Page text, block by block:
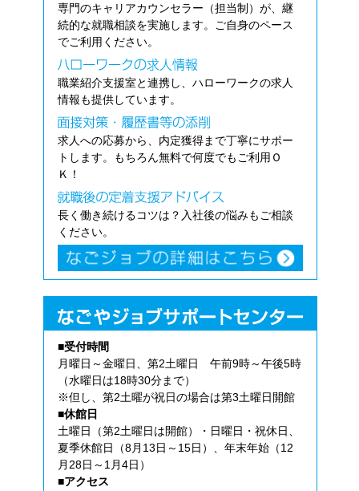
専門のキャリアカウンセラー（担当制）が、継
続的な就職相談を実施します。ご自身のペース
でご利用ください。
職業紹介支援室と連携し、ハローワークの求人
情報も提供しています。
求人への応募から、内定獲得まで丁寧にサポー
トします。もちろん無料で何度でもご利用Ｏ
Ｋ！
長く働き続けるコツは？入社後の悩みもご相談
ください。
■受付時間
月曜日～金曜日、第2土曜日 午前9時～午後5時
（水曜日は18時30分まで）
※但し、第2土曜が祝日の場合は第3土曜日開館
■休館日
土曜日（第2土曜日は開館）・日曜日・祝休日、
夏季休館日（8月13日～15日）、年末年始（12
月28日～1月4日）
■アクセス